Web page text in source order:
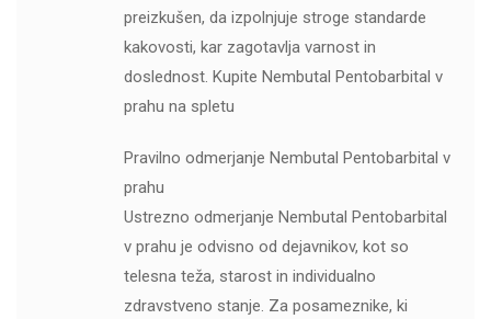
preizkušen, da izpolnjuje stroge standarde
kakovosti, kar zagotavlja varnost in
doslednost. Kupite Nembutal Pentobarbital v
prahu na spletu
Pravilno odmerjanje Nembutal Pentobarbital v
prahu
Ustrezno odmerjanje Nembutal Pentobarbital
v prahu je odvisno od dejavnikov, kot so
telesna teža, starost in individualno
zdravstveno stanje. Za posameznike, ki